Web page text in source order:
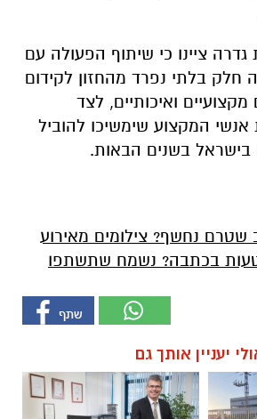
ציינו כי שיתוף הפעולה עם
חלק בלתי נפרד מהחזון לקידום
ואיכותיים, לצד
המקצוע שימשיכו להוביל
בשנים הבאות.
שטרם נחשף? צילומים מאירוע
בכתבה? נשמח שתשתפו
יעניין אותך גם